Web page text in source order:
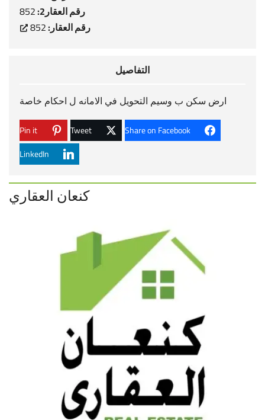
رقم العقار2: 852
رقم العقار:852
التفاصيل
ارض سكن ب وسيم التحويل في الامانه ل احكام خاصة
Share on Facebook
Tweet
Pin it
LinkedIn
كنعان العقاري